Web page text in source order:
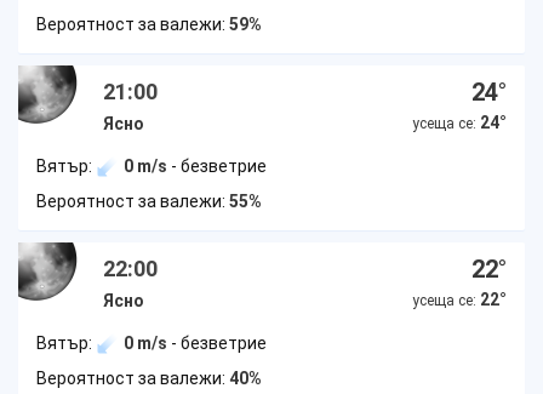
Вероятност за валежи: 59%
21:00
Ясно
24°
усеща се: 24°
Вятър: 0 m/s - безветрие
Вероятност за валежи: 55%
22:00
Ясно
22°
усеща се: 22°
Вятър: 0 m/s - безветрие
Вероятност за валежи: 40%